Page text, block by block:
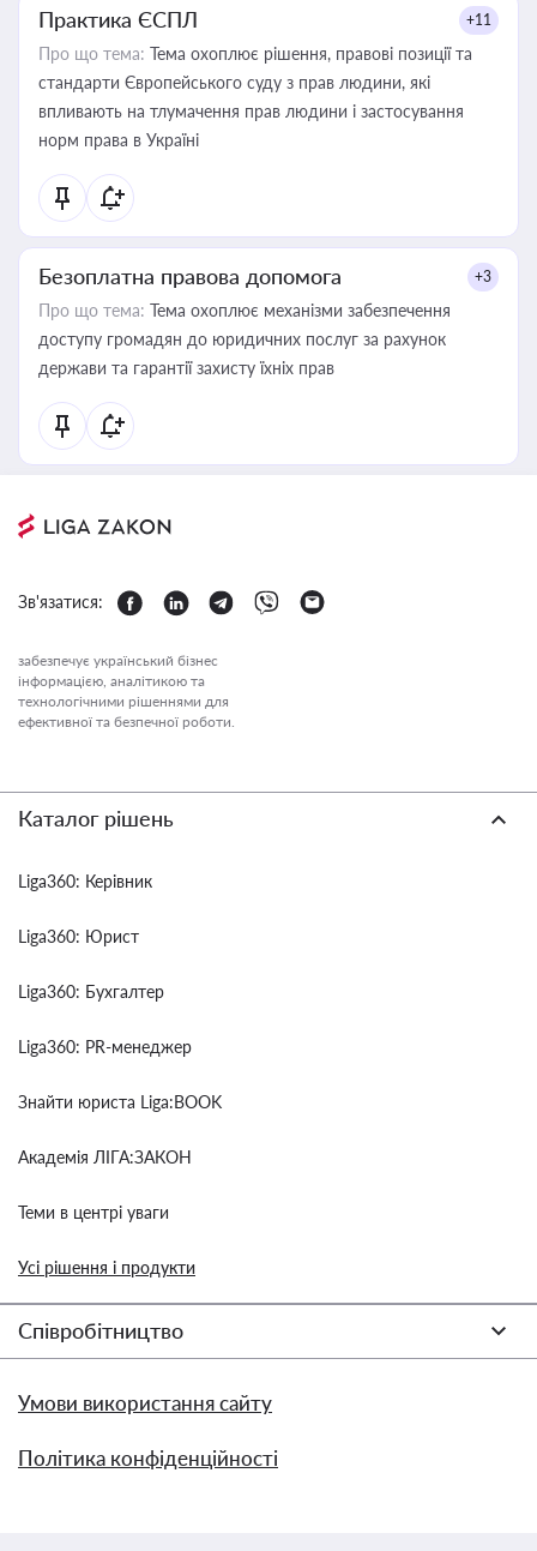
Практика ЄСПЛ +11
Про що тема: Тема охоплює рішення, правові позиції та
стандарти Європейського суду з прав людини, які
впливають на тлумачення прав людини і застосування
норм права в Україні
Безоплатна правова допомога +3
Про що тема: Тема охоплює механізми забезпечення
доступу громадян до юридичних послуг за рахунок
держави та гарантії захисту їхніх прав
Зв'язатися:
забезпечує український бізнес
інформацією, аналітикою та
технологічними рішеннями для
ефективної та безпечної роботи.
Каталог рішень
Liga360: Керівник
Liga360: Юрист
Liga360: Бухгалтер
Liga360: PR-менеджер
Знайти юриста Liga:BOOK
Академія ЛІГА:ЗАКОН
Теми в центрі уваги
Усі рішення і продукти
Співробітництво
Умови використання сайту
Політика конфіденційності